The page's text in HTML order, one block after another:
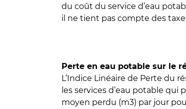
du coût du service d’eau
il ne tient pas compte des
Perte en eau potable sur le
L’Indice Linéaire de Perte du
les services d’eau potable qui
moyen perdu (m3) par jour